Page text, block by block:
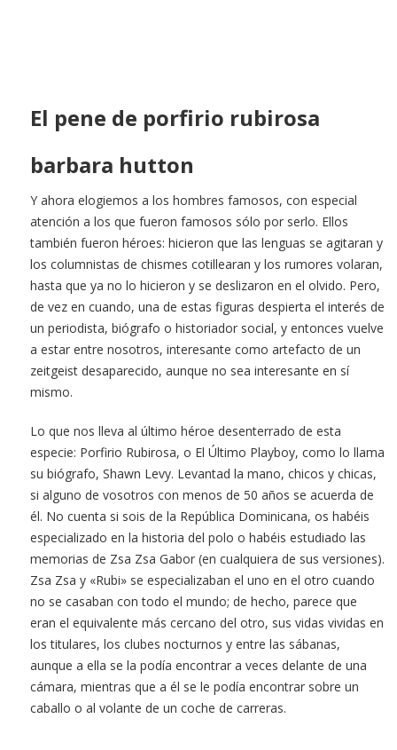
El pene de porfirio rubirosa
barbara hutton
Y ahora elogiemos a los hombres famosos, con especial
atención a los que fueron famosos sólo por serlo. Ellos
también fueron héroes: hicieron que las lenguas se agitaran y
los columnistas de chismes cotillearan y los rumores volaran,
hasta que ya no lo hicieron y se deslizaron en el olvido. Pero,
de vez en cuando, una de estas figuras despierta el interés de
un periodista, biógrafo o historiador social, y entonces vuelve
a estar entre nosotros, interesante como artefacto de un
zeitgeist desaparecido, aunque no sea interesante en sí
mismo.
Lo que nos lleva al último héroe desenterrado de esta
especie: Porfirio Rubirosa, o El Último Playboy, como lo llama
su biógrafo, Shawn Levy. Levantad la mano, chicos y chicas,
si alguno de vosotros con menos de 50 años se acuerda de
él. No cuenta si sois de la República Dominicana, os habéis
especializado en la historia del polo o habéis estudiado las
memorias de Zsa Zsa Gabor (en cualquiera de sus versiones).
Zsa Zsa y «Rubi» se especializaban el uno en el otro cuando
no se casaban con todo el mundo; de hecho, parece que
eran el equivalente más cercano del otro, sus vidas vividas en
los titulares, los clubes nocturnos y entre las sábanas,
aunque a ella se la podía encontrar a veces delante de una
cámara, mientras que a él se le podía encontrar sobre un
caballo o al volante de un coche de carreras.